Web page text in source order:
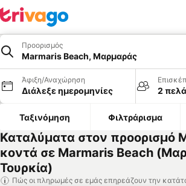
Προορισμός
Marmaris Beach, Μαρμαράς
Άφιξη/Αναχώρηση
Διάλεξε ημερομηνίες 2
Ταξινόμηση Φιλτράρισμα
Καταλύματα στον προορισμό
κοντά σε Marmaris Beach
Τουρκία)
Πώς οι πληρωμές σε εμάς επηρεάζουν την